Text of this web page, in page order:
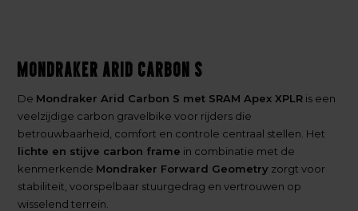
Mondraker Arid Carbon S
De Mondraker Arid Carbon S met SRAM Apex XPLR is een
veelzijdige carbon gravelbike voor rijders die
betrouwbaarheid, comfort en controle centraal stellen. Het
lichte en stijve carbon frame in combinatie met de
kenmerkende Mondraker Forward Geometry zorgt voor
stabiliteit, voorspelbaar stuurgedrag en vertrouwen op
wisselend terrein.